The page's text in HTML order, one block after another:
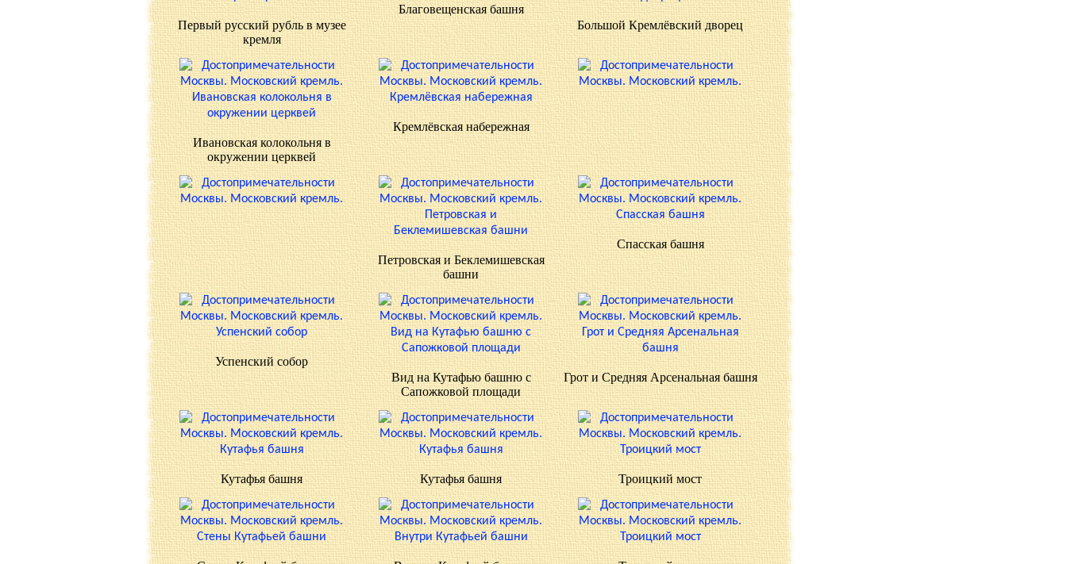
Первый русский рубль в музее
кремля
Благовещенская башня
Большой Кремлёвский дворец
Ивановская колокольня в
окружении церквей
Кремлёвская набережная
Петровская и Беклемишевская
башни
Спасская башня
Успенский собор
Вид на Кутафью башню с
Сапожковой площади
Грот и Средняя Арсенальная башня
Кутафья башня Кутафья башня Троицкий мост